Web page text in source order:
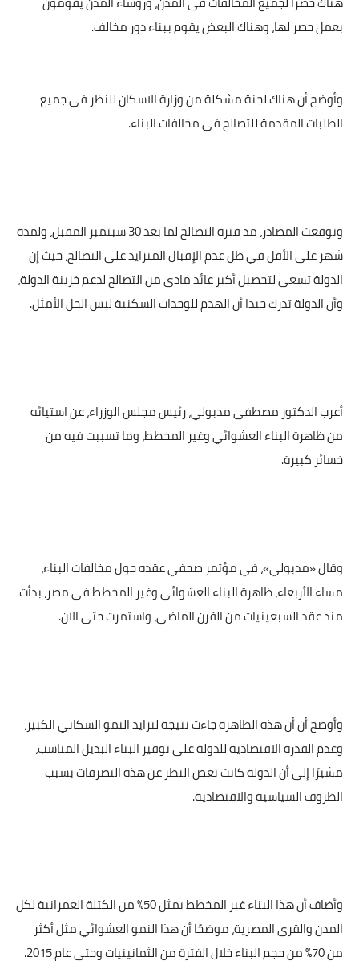
بعمل حصر لها، وهناك البعض يقوم ببناء دور مخالف.
وأوضح أن هناك لجنة مشكلة من وزارة الاسكان للنظر فى جميع
الطلبات المقدمة للتصالح فى مخالفات البناء.
وتوقعت المصادر، مد فترة التصالح لما بعد 30 سبتمبر المقبل، ولمدة
شهر على الأقل في ظل عدم الإقبال المتزايد على التصالح، حيث إن
الدولة تسعى لتحصيل أكبر عائد مادى من التصالح لدعم خزينة الدولة،
وأن الدولة تدرك جيدا أن الهدم للوحدات السكنية ليس الحل الأمثل.
أعرب الدكتور مصطفى مدبولي، رئيس مجلس الوزراء، عن استيائه
من ظاهرة البناء العشوائي وغير المخطط، وما تسببت فيه من
خسائر كبيرة.
وقال «مدبولي»، في مؤتمر صحفي عقده حول مخالفات البناء،
مساء الأربعاء، ظاهرة البناء العشوائي وغير المخطط في مصر، بدأت
منذ عقد السبعينيات من القرن الماضي، واستمرت حتى الآن.
وأوضح أن أن هذه الظاهرة جاءت نتيجة لتزايد النمو السكاني الكبير،
وعدم القدرة الاقتصادية للدولة على توفير البناء البديل المناسب،
مشيرًا إلى أن الدولة كانت تغض النظر عن هذه التصرفات بسبب
الظروف السياسية والاقتصادية.
وأضاف أن هذا البناء غير المخطط يمثل 50% من الكتلة العمرانية لكل
المدن والقرى المصرية، موضحًا أن هذا النمو العشوائي مثل أكثر
من 70% من حجم البناء خلال الفترة من الثمانينيات وحتى عام 2015.